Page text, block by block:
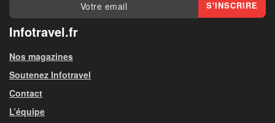
Infotravel.fr
Nos magazines
Soutenez Infotravel
Contact
L’équipe